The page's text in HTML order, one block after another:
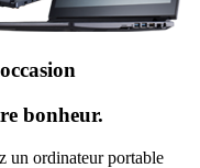
bonheur.
un ordinateur portable